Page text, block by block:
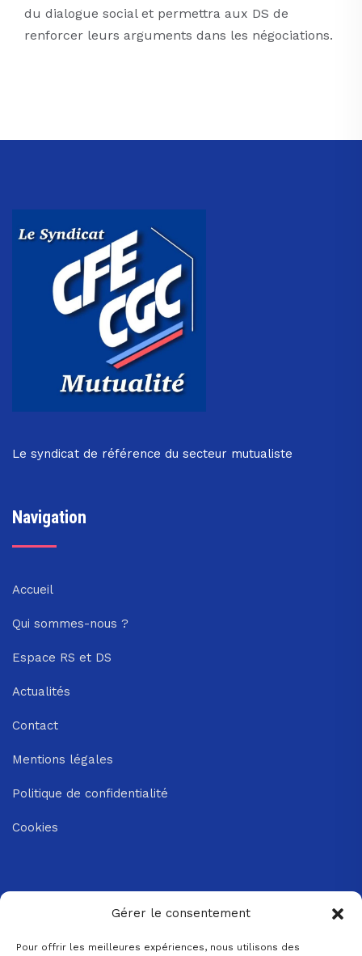
Gérer le consentement
Pour offrir les meilleures expériences, nous utilisons des
du dialogue social et permettra aux DS de
renforcer leurs arguments dans les négociations.
Le syndicat de référence du secteur mutualiste
Navigation
Accueil
Qui sommes-nous ?
Espace RS et DS
Actualités
Contact
Mentions légales
Politique de confidentialité
Cookies